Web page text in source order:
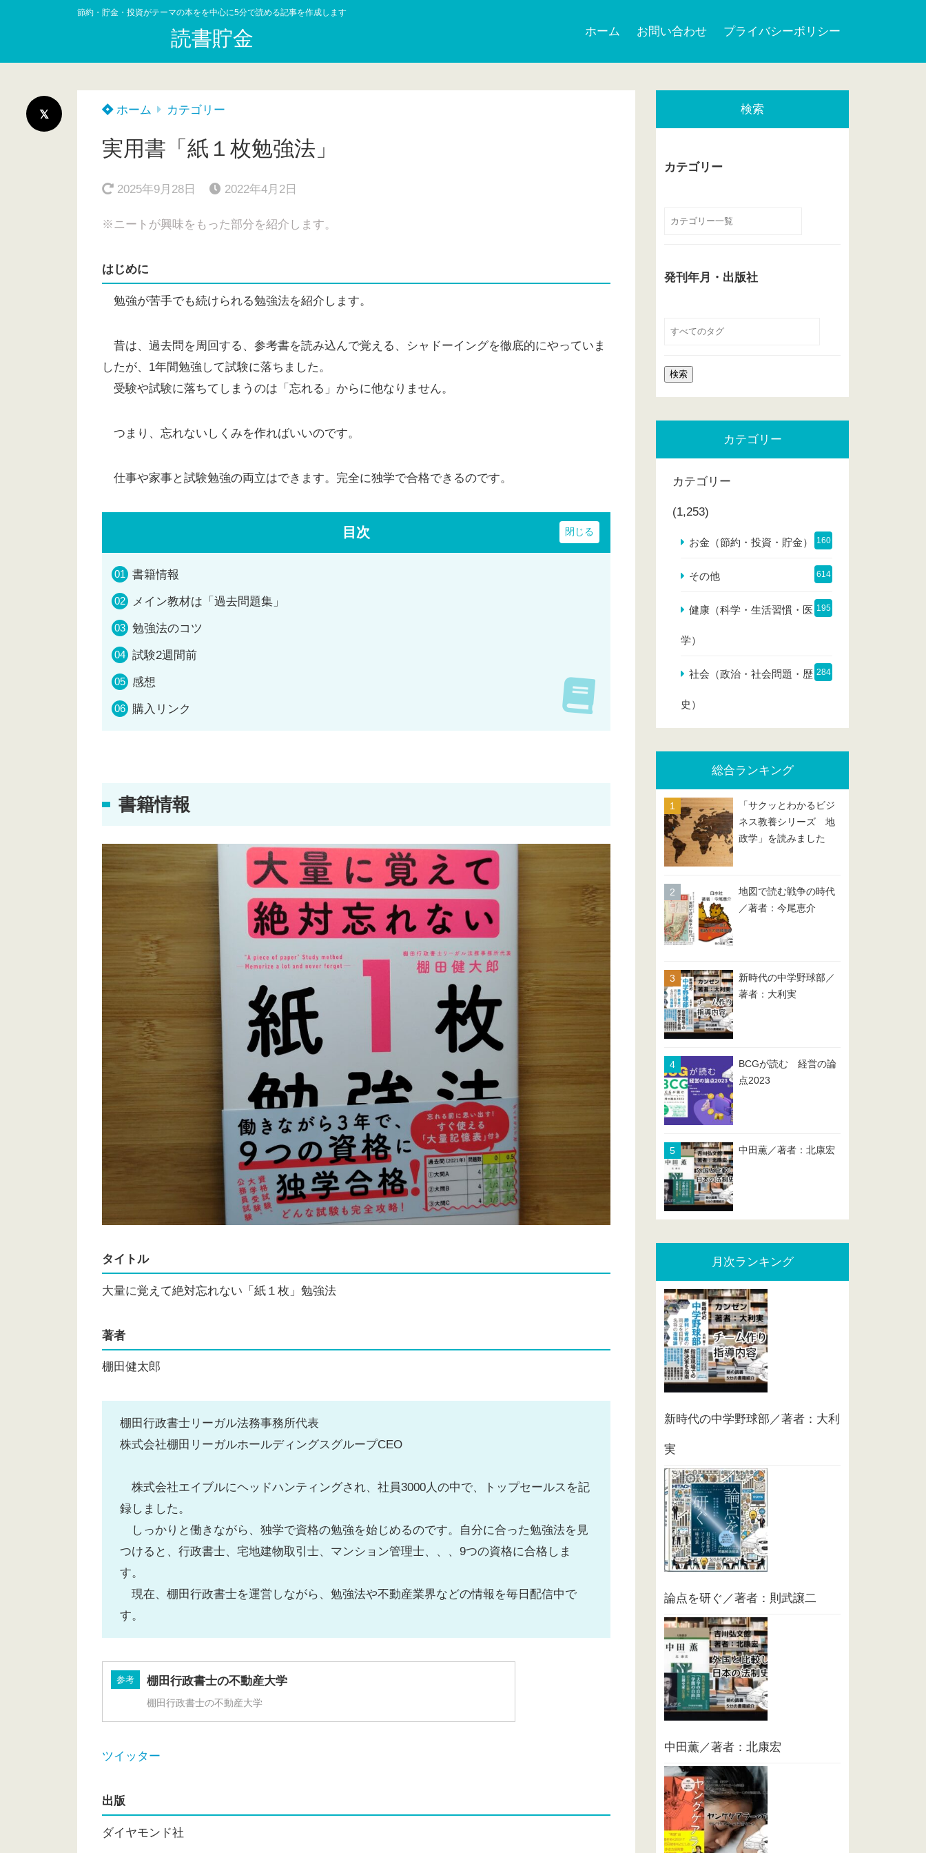
節約・貯金・投資がテーマの本をを中心に5分で読める記事を作成します
読書貯金 ホーム お問い合わせ プライバシーポリシー
ホーム カテゴリー
実用書「紙１枚勉強法」
2025年9月28日 2022年4月2日
※ニートが興味をもった部分を紹介します。
はじめに
勉強が苦手でも続けられる勉強法を紹介します。
昔は、過去問を周回する、参考書を読み込んで覚える、シャドーイングを徹底的にやっていま
したが、1年間勉強して試験に落ちました。
受験や試験に落ちてしまうのは「忘れる」からに他なりません。
つまり、忘れないしくみを作ればいいのです。
仕事や家事と試験勉強の両立はできます。完全に独学で合格できるのです。
目次
書籍情報
メイン教材は「過去問題集」
勉強法のコツ
試験2週間前
感想
購入リンク
書籍情報
タイトル
大量に覚えて絶対忘れない「紙１枚」勉強法
著者
棚田健太郎
棚田行政書士リーガル法務事務所代表
株式会社棚田リーガルホールディングスグループCEO
株式会社エイブルにヘッドハンティングされ、社員3000人の中で、トップセールスを記
録しました。
しっかりと働きながら、独学で資格の勉強を始じめるのです。自分に合った勉強法を見
つけると、行政書士、宅地建物取引士、マンション管理士、、、9つの資格に合格しま
す。
現在、棚田行政書士を運営しながら、勉強法や不動産業界などの情報を毎日配信中で
す。
参考 棚田行政書士の不動産大学
棚田行政書士の不動産大学
ツイッター
出版
ダイヤモンド社
検索
カテゴリー
発刊年月・出版社
カテゴリー
カテゴリー
(1,253)
お金（節約・投資・貯金） 160
その他 614
健康（科学・生活習慣・医
学）
195
社会（政治・社会問題・歴
史）
284
総合ランキング
「サクッとわかるビジ
ネス教養シリーズ 地
政学」を読みました
地図で読む戦争の時代
／著者：今尾恵介
新時代の中学野球部／
著者：大利実
BCGが読む 経営の論
点2023
中田薫／著者：北康宏
月次ランキング
新時代の中学野球部／著者：大利
実
論点を研ぐ／著者：則武譲二
中田薫／著者：北康宏